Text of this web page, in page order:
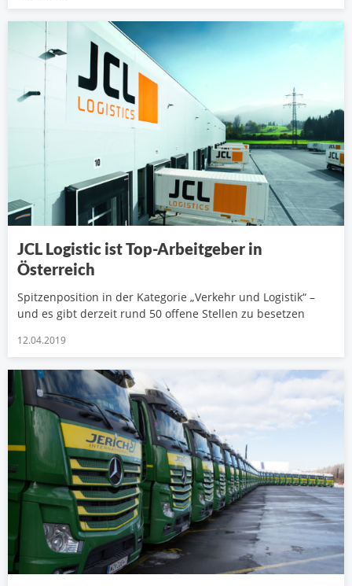
JCL Logistic ist Top-Arbeitgeber in
Österreich
Spitzenposition in der Kategorie „Verkehr und Logistik“ –
und es gibt derzeit rund 50 offene Stellen zu besetzen
12.04.2019